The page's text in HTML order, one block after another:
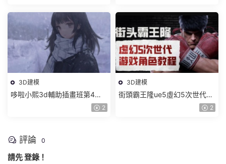
3D建模
哆啦小熙3d輔助插畫班第4期
【畫質一般有大部分素材】
2
3D建模
街頭霸王隆ue5虛幻5次世代遊
戲角色制作全流程2024【畫質
2
評論 0
請先登錄 ！